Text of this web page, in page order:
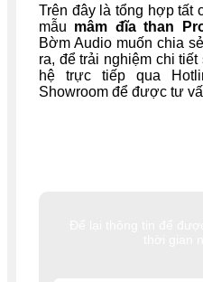
Trên đây là tổng hợp tất
mẫu mâm đĩa than
Bờm Audio muốn chia
ra, để trải nghiệm chi
hệ trực tiếp qua
Showroom để được tư